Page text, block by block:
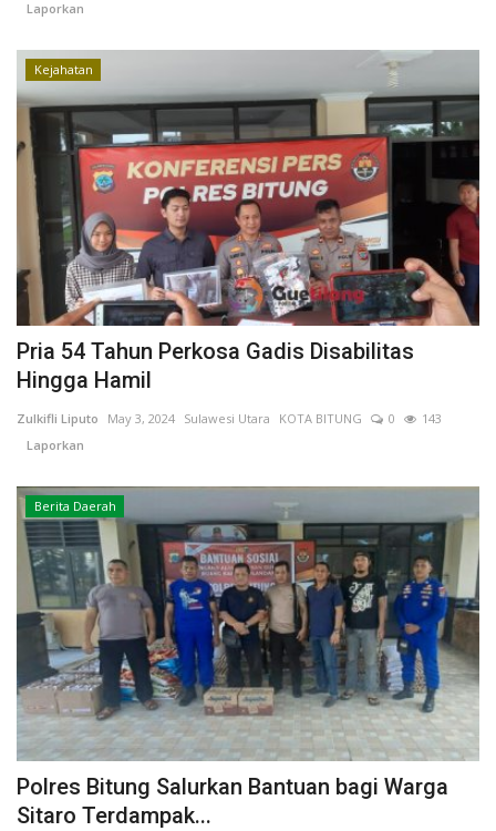
Kesehatan
Layanan Publik
Perempuan/Anak
Laporkan
Kejahatan
Pria 54 Tahun Perkosa Gadis Disabilitas
Hingga Hamil
Zulkifli Liputo May 3, 2024 Sulawesi Utara KOTA BITUNG 0
143
Laporkan
Berita Daerah
Polres Bitung Salurkan Bantuan bagi Warga
Sitaro Terdampak...